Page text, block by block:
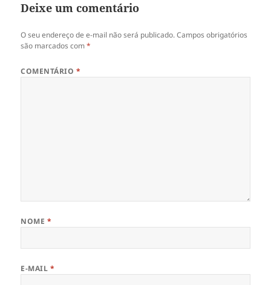
Deixe um comentário
O seu endereço de e-mail não será publicado. Campos obrigatórios
são marcados com*
COMENTÁRIO *
NOME *
E-MAIL *